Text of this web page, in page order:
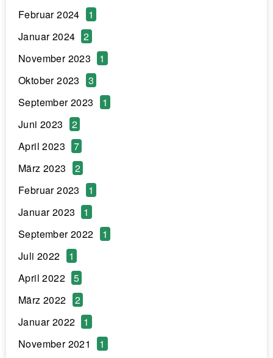
Februar 2024
1
Januar 2024
2
November 2023
1
Oktober 2023
3
September 2023
1
Juni 2023
2
April 2023
7
März 2023
2
Februar 2023
1
Januar 2023
1
September 2022
1
Juli 2022
1
April 2022
5
März 2022
2
Januar 2022
1
November 2021
1